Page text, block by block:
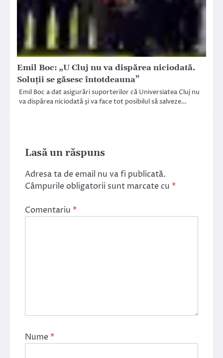
Emil Boc: „U Cluj nu va dispărea niciodată.
Soluţii se găsesc întotdeauna”
Emil Boc a dat asigurări suporterilor că Universiatea Cluj nu
va dispărea niciodată şi va face tot posibilul să salveze…
Lasă un răspuns
Adresa ta de email nu va fi publicată.
Câmpurile obligatorii sunt marcate cu *
Comentariu *
Nume*